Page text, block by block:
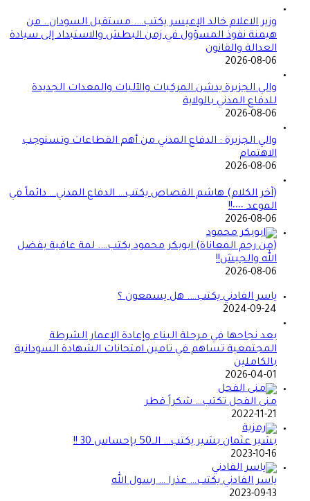
وزير الاعلام خالد الإعيسر يكتب…. مستقبل السودان.. من
هيمنة نفوذ المسؤول في زمن البطش والاستبداد إلى سيادة
العدالة والقانون
2026-08-06
والي الجزيرة يدشن المركبات والآليات والمعدات الجديدة
للدفاع المدني بالولاية
2026-08-06
والي الجزيرة : الدفاع المدني من أهم القطاعات وتستوجب
الاهتمام
2026-08-06
(آخر الكلام) هاشم القصاص يكتب… الدفاع المدني… دائماً في
الموعد ٠٠٠٠!!
2026-08-06
(من رحم المعاناة) ابوبكر محمود يكتب…. لمة عافية بفضل
الله والجيش!!
2026-08-06
ياسر الفادني يكتب…. هل يسمعون ؟
2024-09-24
بعد نجاحها في مرحلة البناء وإعادة الإعمار الشرطة
المجتمعية تساهم في تامين امتحانات الشهادة السودانية
بالكاملين
2026-04-01
منى الفحل تكتب… شكراً قطر
2022-11-21
بشير عثمان بشير يكتب… الــ50 بإحساس 30 !!
2023-10-16
ياسر الفادني يكتب… عذرا … رسول الله
2023-09-13